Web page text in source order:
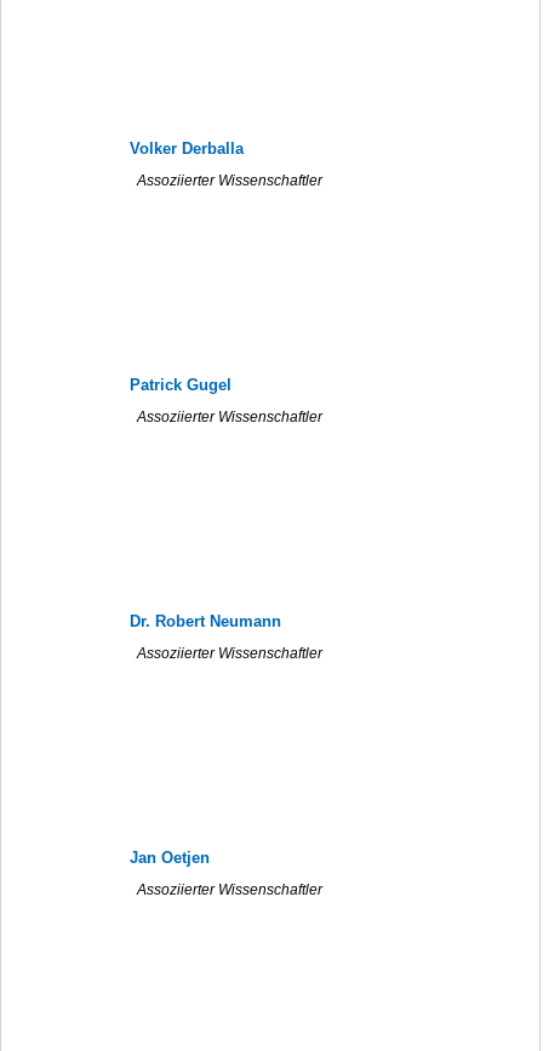
Volker Derballa
Assoziierter Wissenschaftler
Patrick Gugel
Assoziierter Wissenschaftler
Dr. Robert Neumann
Assoziierter Wissenschaftler
Jan Oetjen
Assoziierter Wissenschaftler